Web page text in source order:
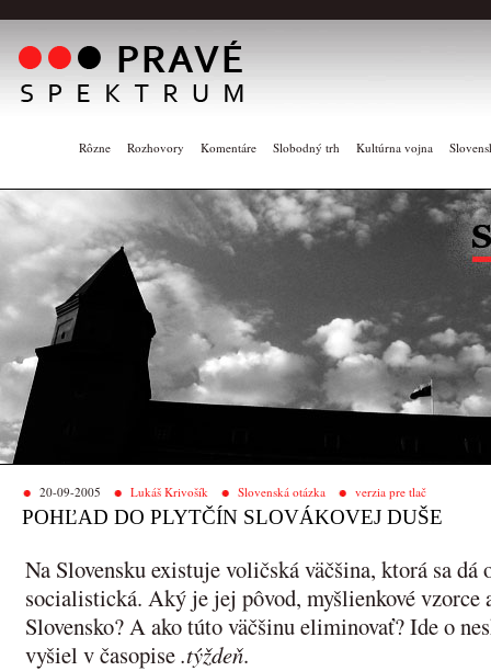
Rôzne Rozhovory Komentáre Slobodný trh Kultúrna vojna
20-09-2005 Lukáš Krivošík Slovenská otázka verzia pre tlač
POHĽAD DO PLYTČÍN SLOVÁKOVEJ DUŠE
Na Slovensku existuje voličská väčšina, ktorá sa dá
socialistická. Aký je jej pôvod, myšlienkové vzorce
Slovensko? A ako túto väčšinu eliminovať? Ide o
vyšiel v časopise.týždeň.